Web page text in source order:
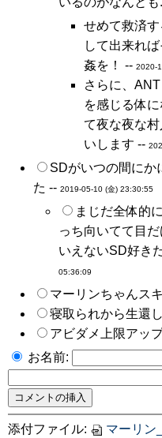
せめて救済
して出来れ
姦を！ -- 2020-
さらに、
を感じる体
て夜な夜な
いします --
SDがいつの間にか
た -- 2019-05-10 (金) 23:30:55
まじだ全体的
っち向いてて目
いえないSD好き
05:36:09
マーリンちゃんス
寝取られから生還
アビダメ上限アッ
お名前:
添付ファイル: マーリン